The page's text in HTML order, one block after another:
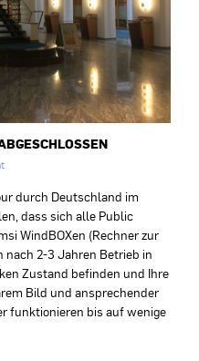
durch Deutschland im
dass sich alle Public
WindBOXen (Rechner zur
nach 2-3 Jahren Betrieb in
Zustand befinden und Ihre
Bild und ansprechender
funktionieren bis auf wenige